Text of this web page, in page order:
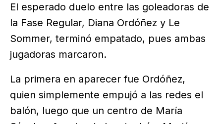
El esperado duelo entre las goleadoras de
la Fase Regular, Diana Ordóñez y Le
Sommer, terminó empatado, pues ambas
jugadoras marcaron.
La primera en aparecer fue Ordóñez,
quien simplemente empujó a las redes el
balón, luego que un centro de María